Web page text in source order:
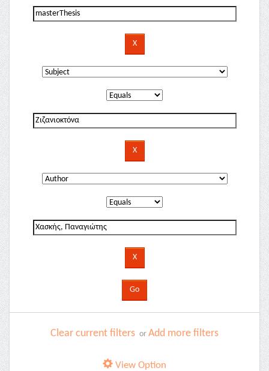
Clear current filters or Add more filters
View Option